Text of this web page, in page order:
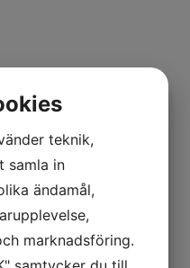
teknik,
samla in
ändamål,
marknadsföring.